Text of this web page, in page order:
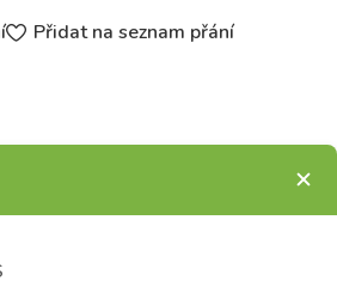
Přidat na seznam přání